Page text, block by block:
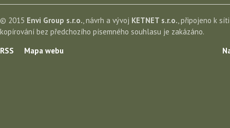
© 2015 Envi Group s.r.o., návrh a vývoj KETNET s.r.o., připojeno k
kopírování bez předchozího písemného souhlasu je zakázáno.
RSS
Mapa webu